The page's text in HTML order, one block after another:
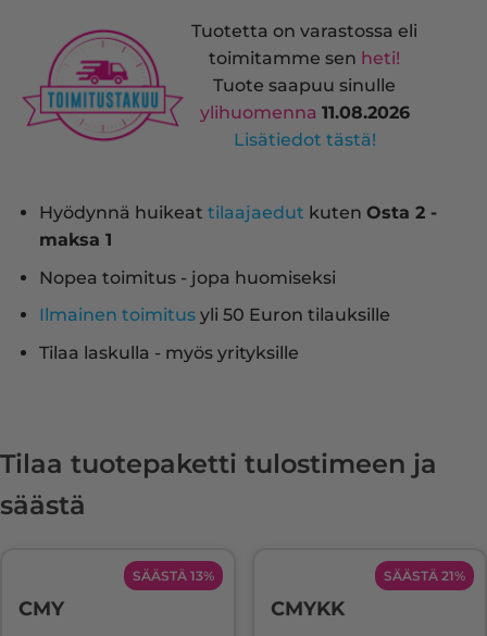
Tuotetta on varastossa eli
toimitamme sen heti!
Tuote saapuu sinulle
ylihuomenna 11.08.2026
Lisätiedot tästä!
Hyödynnä huikeat tilaajaedut kuten Osta 2 -
maksa 1
Nopea toimitus - jopa huomiseksi
Ilmainen toimitusyli 50 Euron tilauksille
Tilaa laskulla - myös yrityksille
Tilaa tuotepaketti tulostimeen ja
säästä
SÄÄSTÄ 13%
CMY
SÄÄSTÄ 21%
CMYKK